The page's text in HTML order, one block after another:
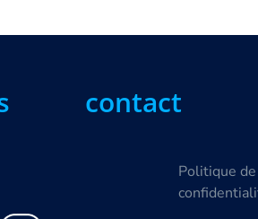
contact
Politique de